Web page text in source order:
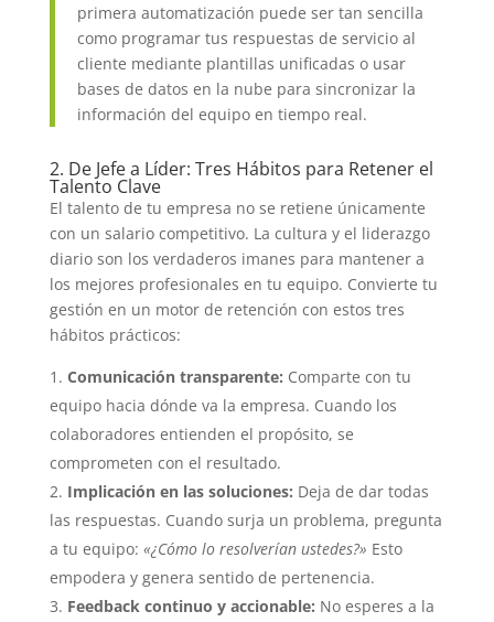
primera automatización puede ser tan sencilla
como programar tus respuestas de servicio al
cliente mediante plantillas unificadas o usar
bases de datos en la nube para sincronizar la
información del equipo en tiempo real.
2. De Jefe a Líder: Tres Hábitos para Retener el
Talento Clave
El talento de tu empresa no se retiene únicamente
con un salario competitivo. La cultura y el liderazgo
diario son los verdaderos imanes para mantener a
los mejores profesionales en tu equipo. Convierte tu
gestión en un motor de retención con estos tres
hábitos prácticos:
Comunicación transparente: Comparte con tu
equipo hacia dónde va la empresa. Cuando los
colaboradores entienden el propósito, se
comprometen con el resultado.
Implicación en las soluciones: Deja de dar todas
las respuestas. Cuando surja un problema, pregunta
a tu equipo: «¿Cómo lo resolverían ustedes?» Esto
empodera y genera sentido de pertenencia.
Feedback continuo y accionable: No esperes a la